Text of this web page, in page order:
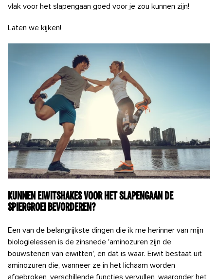
vlak voor het slapengaan goed voor je zou kunnen zijn!
Laten we kijken!
Kunnen eiwitshakes voor het slapengaan de
spiergroei bevorderen?
Een van de belangrijkste dingen die ik me herinner van mijn
biologielessen is de zinsnede 'aminozuren zijn de
bouwstenen van eiwitten', en dat is waar. Eiwit bestaat uit
aminozuren die, wanneer ze in het lichaam worden